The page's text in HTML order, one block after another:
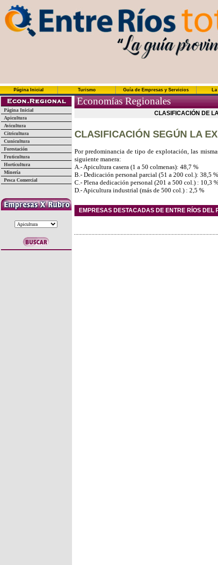
Página Inicial Turismo Guía de Empresas y Servicios
Página Inicial
Apicultura
Avicultura
Citricultura
Cunicultura
Forestación
Fruticultura
Horticultura
Minería
Pesca Comercial
Economías Regionales
CLASIFICACIÓN DE
CLASIFICACIÓN SEGÚN LA
Por predominancia de tipo de explotación, las
siguiente manera:
A.- Apicultura casera (1 a 50 colmenas): 48,7 %
B.- Dedicación personal parcial (51 a 200 col.): 38,5 %
C.- Plena dedicación personal (201 a 500 col.) : 10,3
D.- Apicultura industrial (más de 500 col.) : 2,5 %
EMPRESAS DESTACADAS DE ENTRE RÍOS DEL